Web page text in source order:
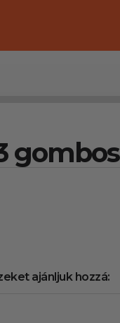
gombos
ajánljuk hozzá: